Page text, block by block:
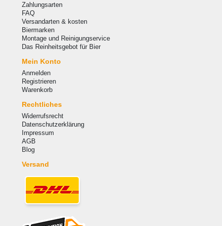
Zahlungsarten
FAQ
Versandarten & kosten
Biermarken
Montage und Reinigungservice
Das Reinheitsgebot für Bier
Mein Konto
Anmelden
Registrieren
Warenkorb
Rechtliches
Widerrufsrecht
Datenschutzerklärung
Impressum
AGB
Blog
Versand